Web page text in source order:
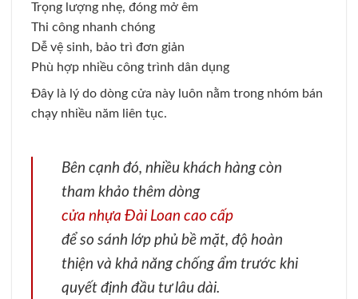
Trọng lượng nhẹ, đóng mở êm
Thi công nhanh chóng
Dễ vệ sinh, bảo trì đơn giản
Phù hợp nhiều công trình dân dụng
Đây là lý do dòng cửa này luôn nằm trong nhóm bán
chạy nhiều năm liên tục.
Bên cạnh đó, nhiều khách hàng còn
tham khảo thêm dòng
cửa nhựa Đài Loan cao cấp
để so sánh lớp phủ bề mặt, độ hoàn
thiện và khả năng chống ẩm trước khi
quyết định đầu tư lâu dài.